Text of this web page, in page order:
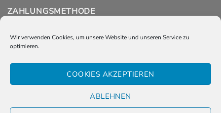
Wir verwenden Cookies, um unsere Website und unseren Service zu
optimieren.
COOKIES AKZEPTIEREN
ABLEHNEN
ZAHLUNGSMETHODE